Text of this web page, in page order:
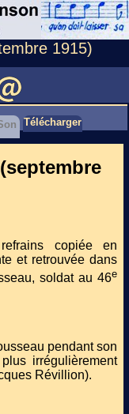
1915)
Télécharger